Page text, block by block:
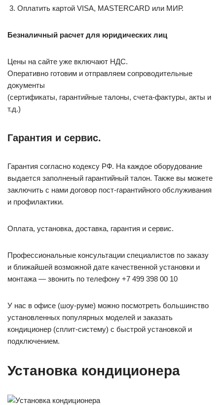
Оплатить картой VISA, MASTERCARD или МИР.
Безналичный расчет для юридических лиц
Цены на сайте уже включают НДС.
Оперативно готовим и отправляем сопроводительные
документы
(сертификаты, гарантийные талоны, счета-фактуры, акты и
т.д.)
Гарантия и сервис.
Гарантия согласно кодексу РФ. На каждое оборудование
выдается заполненый гарантийный талон. Также вы можете
заключить с нами договор пост-гарантийного обслуживания
и профилактики.
Оплата, установка, доставка, гарантия и сервис.
Профессиональные консультации специалистов по заказу
и ближайшей возможной дате качественной установки и
монтажа — звонить по телефону +7 499 398 00 10
У нас в офисе (шоу-руме) можно посмотреть большинство
установленных популярных моделей и заказать
кондиционер (сплит-систему) с быстрой установкой и
подключением.
Установка кондиционера